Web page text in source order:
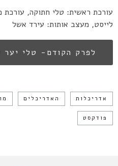
עורכת ראשית: טלי חתוקה, עורכת
לייסט, מעצב אותות: עירד אשל
לפרק הקודם- טלי יער
אדריכלות האדריכלים
פודקסט